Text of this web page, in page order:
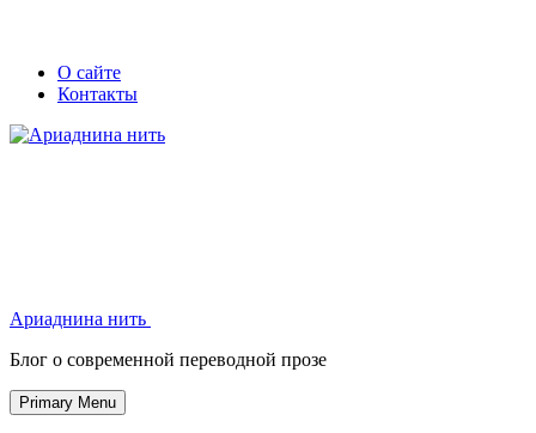
Skip
Secondary
left
navigation
Secondary
right
navigation
О сайте
Контакты
Ариаднина нить
Блог о современной переводной прозе
Primary Menu